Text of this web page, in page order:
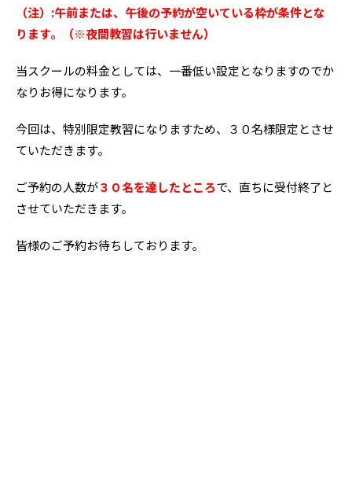
（注）:午前または、午後の予約が空いている枠が条件とな
ります。（※夜間教習は行いません）
当スクールの料金としては、一番低い設定となりますのでか
なりお得になります。
今回は、特別限定教習になりますため、３０名様限定とさせ
ていただきます。
ご予約の人数が３０名を達したところで、直ちに受付終了と
させていただきます。
皆様のご予約お待ちしております。